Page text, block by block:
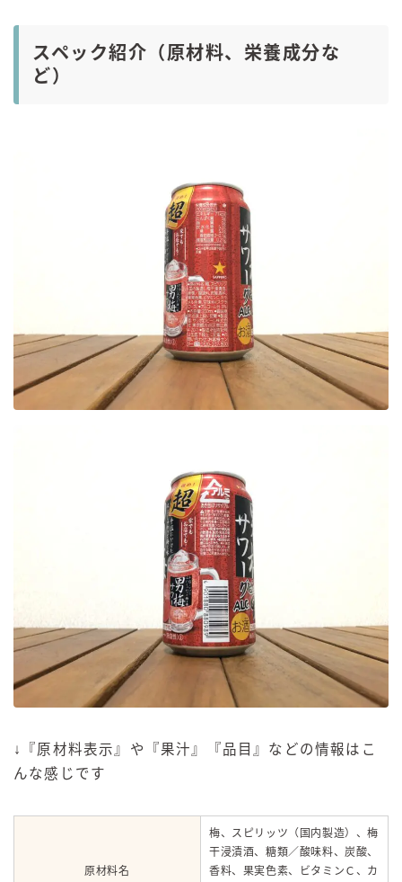
スペック紹介（原材料、栄養成分な
ど）
↓『原材料表示』や『果汁』『品目』などの情報はこ
んな感じです
原材料名
梅、スピリッツ（国内製造）、梅
干浸漬酒、糖類／酸味料、炭酸、
香料、果実色素、ビタミンＣ、カ